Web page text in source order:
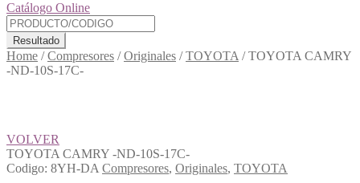
Catálogo Online
Resultado
Home /Compresores /Originales /TOYOTA /TOYOTA CAMRY
-ND-10S-17C-
VOLVER
TOYOTA CAMRY -ND-10S-17C-
Codigo: 8YH-DA Compresores, Originales, TOYOTA